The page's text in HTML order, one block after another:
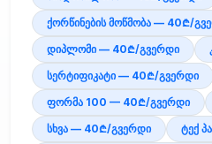
ქორწინების მოწმობა — 40₾/
დიპლომი — 40₾/გვერდი
სერტიფიკატი — 40₾/გვერდი
ფორმა 100 — 40₾/გვერდი
სხვა — 40₾/გვერდი
ტექ